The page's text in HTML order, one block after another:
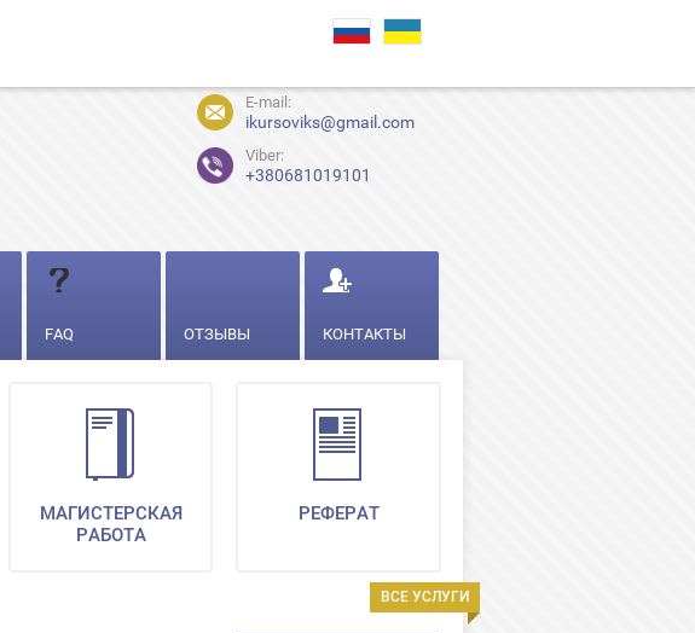
E-mail:
ikursoviks@gmail.com
Viber:
+380681019101
FAQ ОТЗЫВЫ КОНТАКТЫ
ВСЕ УСЛУГИ
МАГИСТЕРСКАЯ
РАБОТА
РЕФЕРАТ